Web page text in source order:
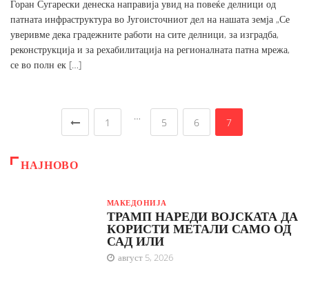
Горан Сугарески денеска направија увид на повеќе делници од
патната инфраструктура во Југоисточниот дел на нашата земја „Се
уверивме дека градежните работи на сите делници, за изградба,
реконструкција и за рехабилитација на регионалната патна мрежа,
се во полн ек […]
1
…
5 6 7
НАЈНОВО
МАКЕДОНИЈА
ТРАМП НАРЕДИ ВОЈСКАТА ДА
КОРИСТИ МЕТАЛИ САМО ОД
САД ИЛИ
август 5, 2026